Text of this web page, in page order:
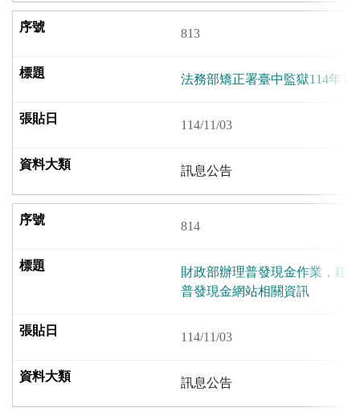
813
法務部矯正署臺中監獄114年
114/11/03
訊息公告
814
財政部辦理普發現金作業，建
普發現金網站相關資訊
114/11/03
訊息公告